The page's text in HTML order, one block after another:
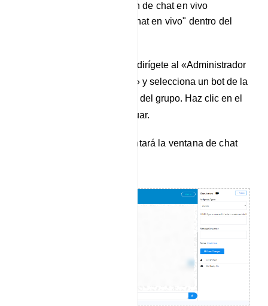
puedes acceder a la función de chat en vivo
navegando a la pestaña "Chat en vivo" dentro del
Para iniciar el proceso, dirígete al «Administrador
de grupos de Telegram» y selecciona un bot de la
ventana de chat en vivo del grupo. Haz clic en el
bot elegido para continuar.
Al hacerlo, se le presentará la ventana de chat